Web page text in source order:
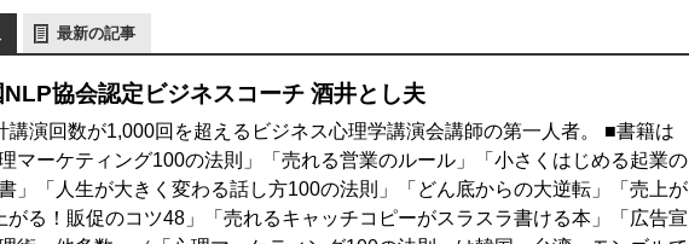
最新の記事
NLP協会認定ビジネスコーチ 酒井とし夫
講演回数が1,000回を超えるビジネス心理学講演会講師の第一人者。 ■書籍は
理マーケティング100の法則」「売れる営業のルール」「小さくはじめる起業の
」「人生が大きく変わる話し方100の法則」「どん底からの大逆転」「売上が
がる！販促のコツ48」「売れるキャッチコピーがスラスラ書ける本」「広告宣